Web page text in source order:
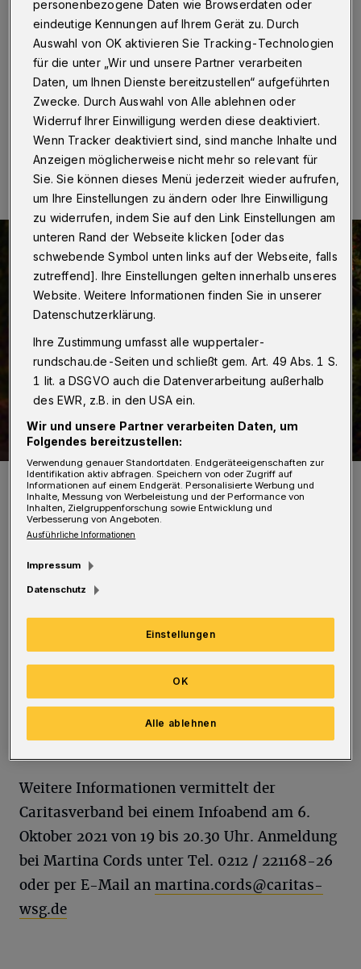
Wuppertal
Der Caritasverband Wuppertal/Solingen
sucht interessierte und geeignete Personen, die sich als
Gastfamilie einbringen möchten. Die „Gasteltern“
werden professionell unterstützt und erhalten eine
Aufwandsentschädigung in Form eines Pflegegeldes.
23.09.2021 , 07:30 Uhr Eine Minute Lesezeit
Symbolbild.
Foto: MaybelAmber
Geborgenheit und Rückhalt in einer Familie.
Eltern, denen man das Herz ausschütten darf,
die Rat und Unterstützung geben. Nicht alle
Jugendlichen haben das Glück, eine intakte
Familie als Basis für einen gelingenden Start
in die Selbstständigkeit zu haben. Sie sollen
unterstützt werden.
Weitere Informationen vermittelt der
Caritasverband bei einem Infoabend am 6.
Oktober 2021 von 19 bis 20.30 Uhr. Anmeldung
bei Martina Cords unter Tel. 0212 / 221168-26
oder per E-Mail an martina.cords@caritas-
wsg.de
personenbezogene Daten wie Browserdaten oder
eindeutige Kennungen auf Ihrem Gerät zu. Durch
Auswahl von OK aktivieren Sie Tracking-Technologien
für die unter „Wir und unsere Partner verarbeiten
Daten, um Ihnen Dienste bereitzustellen“ aufgeführten
Zwecke. Durch Auswahl von Alle ablehnen oder
Widerruf Ihrer Einwilligung werden diese deaktiviert.
Wenn Tracker deaktiviert sind, sind manche Inhalte und
Anzeigen möglicherweise nicht mehr so relevant für
Sie. Sie können dieses Menü jederzeit wieder aufrufen,
um Ihre Einstellungen zu ändern oder Ihre Einwilligung
zu widerrufen, indem Sie auf den Link Einstellungen am
unteren Rand der Webseite klicken [oder das
schwebende Symbol unten links auf der Webseite, falls
zutreffend]. Ihre Einstellungen gelten innerhalb unseres
Website. Weitere Informationen finden Sie in unserer
Datenschutzerklärung.
Ihre Zustimmung umfasst alle wuppertaler-
rundschau.de-Seiten und schließt gem. Art. 49 Abs. 1 S.
1 lit. a DSGVO auch die Datenverarbeitung außerhalb
des EWR, z.B. in den USA ein.
Wir und unsere Partner verarbeiten Daten, um
Folgendes bereitzustellen:
Verwendung genauer Standortdaten. Endgeräteeigenschaften zur
Identifikation aktiv abfragen. Speichern von oder Zugriff auf
Informationen auf einem Endgerät. Personalisierte Werbung und
Inhalte, Messung von Werbeleistung und der Performance von
Inhalten, Zielgruppenforschung sowie Entwicklung und
Verbesserung von Angeboten.
Ausführliche Informationen
Impressum
Datenschutz
Einstellungen
Alle ablehnen
OK